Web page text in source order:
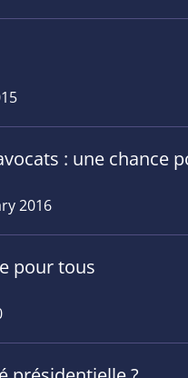
: une
2016
pour tous